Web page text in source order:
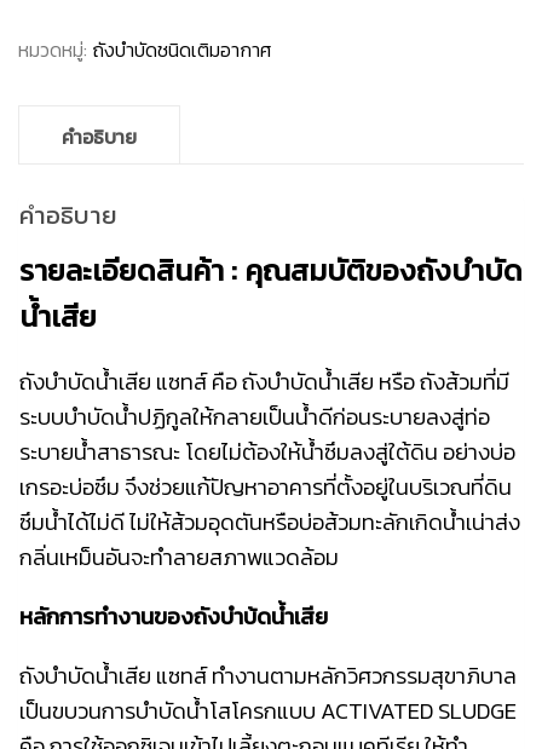
หมวดหมู่: ถังบำบัดชนิดเติมอากาศ
คำอธิบาย
คำอธิบาย
รายละเอียดสินค้า : คุณสมบัติของถังบำบัด
น้ำเสีย
ถังบำบัดน้ำเสีย แซทส์ คือ ถังบำบัดน้ำเสีย หรือ ถังส้วมที่มี
ระบบบำบัดน้ำปฏิกูลให้กลายเป็นน้ำดีก่อนระบายลงสู่ท่อ
ระบายน้ำสาธารณะ โดยไม่ต้องให้น้ำซึมลงสู่ใต้ดิน อย่างบ่อ
เกรอะบ่อซึม จึงช่วยแก้ปัญหาอาคารที่ตั้งอยู่ในบริเวณที่ดิน
ซึมน้ำได้ไม่ดี ไม่ให้ส้วมอุดตันหรือบ่อส้วมทะลักเกิดน้ำเน่าส่ง
กลิ่นเหม็นอันจะทำลายสภาพแวดล้อม
หลักการทำงานของถังบำบ้ดน้ำเสีย
ถังบำบัดน้ำเสีย แซทส์ ทำงานตามหลักวิศวกรรมสุขาภิบาล
เป็นขบวนการบำบัดน้ำโสโครกแบบ ACTIVATED SLUDGE